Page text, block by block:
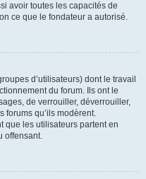
avoir toutes les capacités de
ce que le fondateur a autorisé.
d’utilisateurs) dont le travail
du forum. Ils ont le
de verrouiller, déverrouiller,
forums qu’ils modèrent.
que les utilisateurs partent en
offensant.